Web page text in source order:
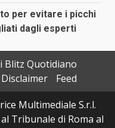
per evitare i picchi
dagli esperti
Blitz Quotidiano
Disclaimer
Feed
Multimediale S.r.l.
Tribunale di Roma al